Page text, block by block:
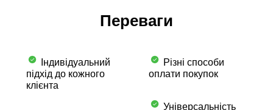
Переваги
Індивідуальний
підхід до кожного
клієнта
Різні способи
оплати покупок
Універсальність